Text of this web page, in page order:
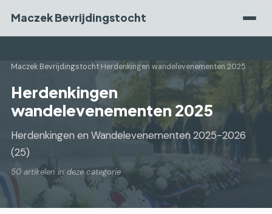
Maczek Bevrijdingstocht
Maczek Bevrijdingstocht›Herdenkingen wandelevenementen 2025
Herdenkingen
wandelevenementen 2025
Herdenkingen en Wandelevenementen 2025-2026
(25)
50 artikelen in deze categorie